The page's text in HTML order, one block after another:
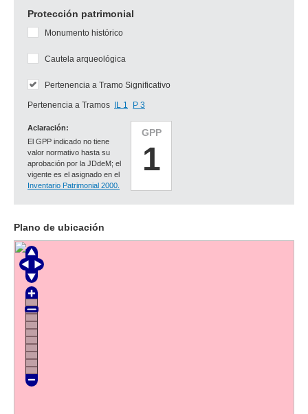
Protección patrimonial
GPP
1
Aclaración:
El GPP indicado no tiene
valor normativo hasta su
aprobación por la JDdeM; el
vigente es el asignado en el
Inventario Patrimonial 2000.
Monumento histórico
Cautela arqueológica
Pertenencia a Tramo Significativo
Pertenencia a Tramos IL 1 P 3
Plano de ubicación